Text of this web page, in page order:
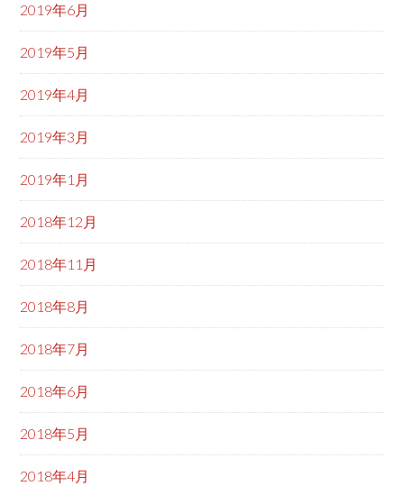
2019年6月
2019年5月
2019年4月
2019年3月
2019年1月
2018年12月
2018年11月
2018年8月
2018年7月
2018年6月
2018年5月
2018年4月